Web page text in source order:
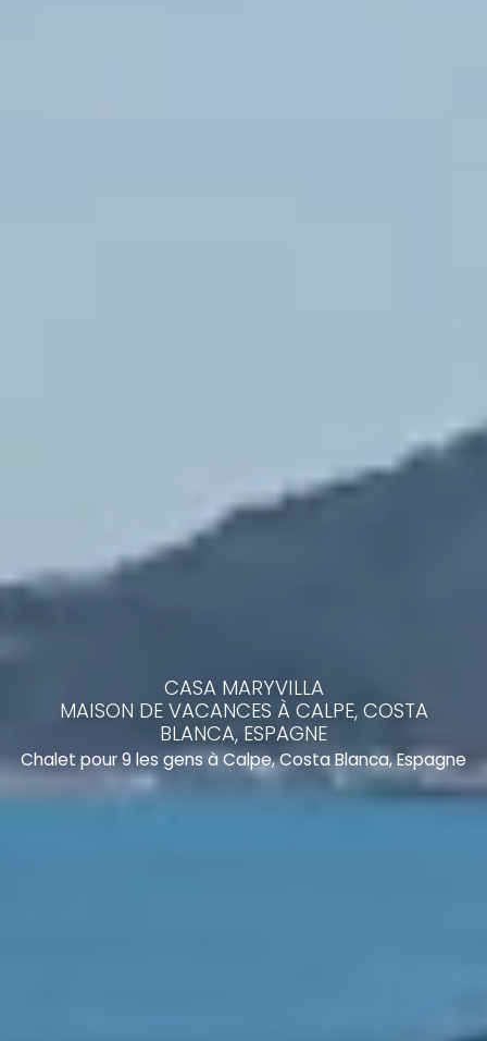
CASA MARYVILLA
MAISON DE VACANCES À CALPE, COSTA
BLANCA, ESPAGNE
Chalet pour 9 les gens à Calpe, Costa Blanca, Espagne